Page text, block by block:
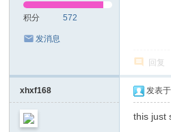
积分 572
发消息
回复
xhxf168 发表
this just